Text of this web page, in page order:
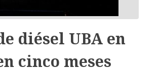
diésel UBA en
cinco meses